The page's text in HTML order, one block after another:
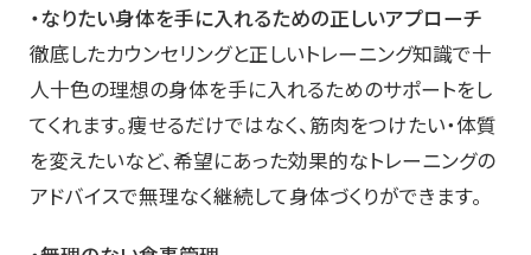
・なりたい身体を手に入れるための正しいアプローチ
徹底したカウンセリングと正しいトレーニング知識で十
人十色の理想の身体を手に入れるためのサポートをし
てくれます。痩せるだけではなく、筋肉をつけたい・体質
を変えたいなど、希望にあった効果的なトレーニングの
アドバイスで無理なく継続して身体づくりができます。